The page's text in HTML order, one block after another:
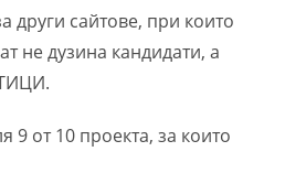
други сайтове, при които
не дузина кандидати, а
9 от 10 проекта, за които